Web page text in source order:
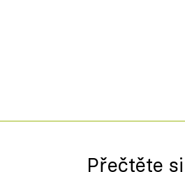
Přečtěte